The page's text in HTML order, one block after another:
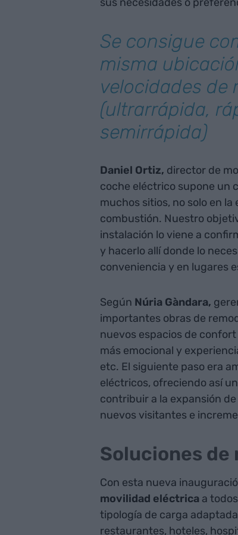
Se consigue
misma
velocidades de
(ultrarrápida,
semirrápida)
Daniel Ortiz, director de
coche eléctrico supone un
muchos sitios, no solo en
combustión. Nuestro
instalación lo viene a
y hacerlo allí donde lo
conveniencia y en lugares
Según Núria Gàndara,
importantes obras de
nuevos espacios de
más emocional y
etc. El siguiente paso era
eléctricos, ofreciendo así
contribuir a la expansión
nuevos visitantes e
Soluciones de
Con esta nueva
movilidad eléctricaa todos
tipología de carga
restaurantes, hoteles,